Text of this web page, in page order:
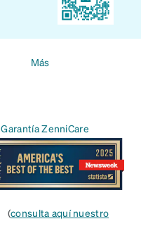
Más
Garantía ZenniCare
(consulta aquí nuestro